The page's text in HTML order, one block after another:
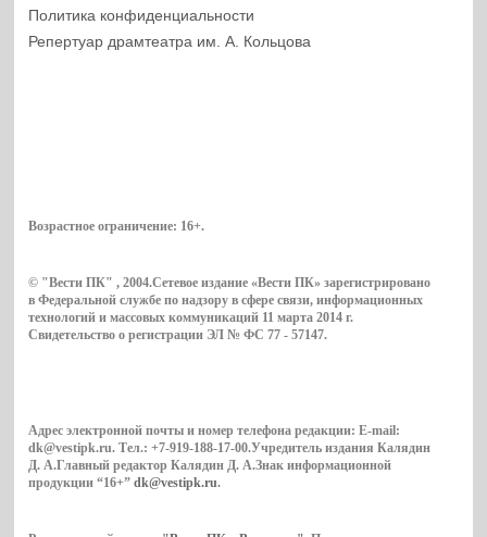
Политика конфиденциальности
Репертуар драмтеатра им. А. Кольцова
Возрастное ограничение: 16+.
© "Вести ПК" , 2004.Сетевое издание «Вести ПК» зарегистрировано
в Федеральной службе по надзору в сфере связи, информационных
технологий и массовых коммуникаций 11 марта 2014 г.
Свидетельство о регистрации ЭЛ № ФС 77 - 57147.
Адрес электронной почты и номер телефона редакции: E-mail:
dk@vestipk.ru. Тел.: +7-919-188-17-00.Учредитель издания Калядин
Д. А.Главный редактор Калядин Д. А.Знак информационной
продукции “16+”dk@vestipk.ru.